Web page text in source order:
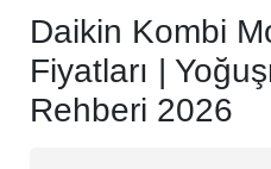
Daikin Kombi
Fiyatları |
Rehberi 2026